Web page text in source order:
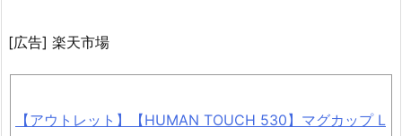
[広告] 楽天市場
【アウトレット】【HUMAN TOUCH 530】マグカップ L